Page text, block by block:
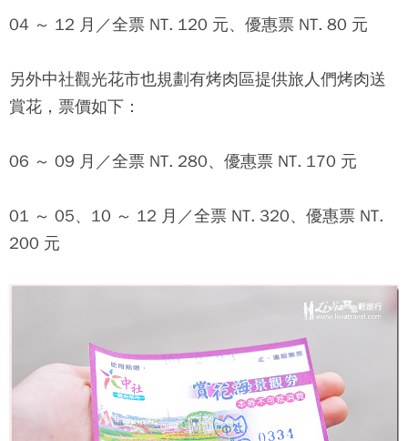
04 ～ 12 月／全票 NT. 120 元、優惠票 NT. 80 元
另外中社觀光花市也規劃有烤肉區提供旅人們烤肉送
賞花，票價如下：
06 ～ 09 月／全票 NT. 280、優惠票 NT. 170 元
01 ～ 05、10 ～ 12 月／全票 NT. 320、優惠票 NT.
200 元